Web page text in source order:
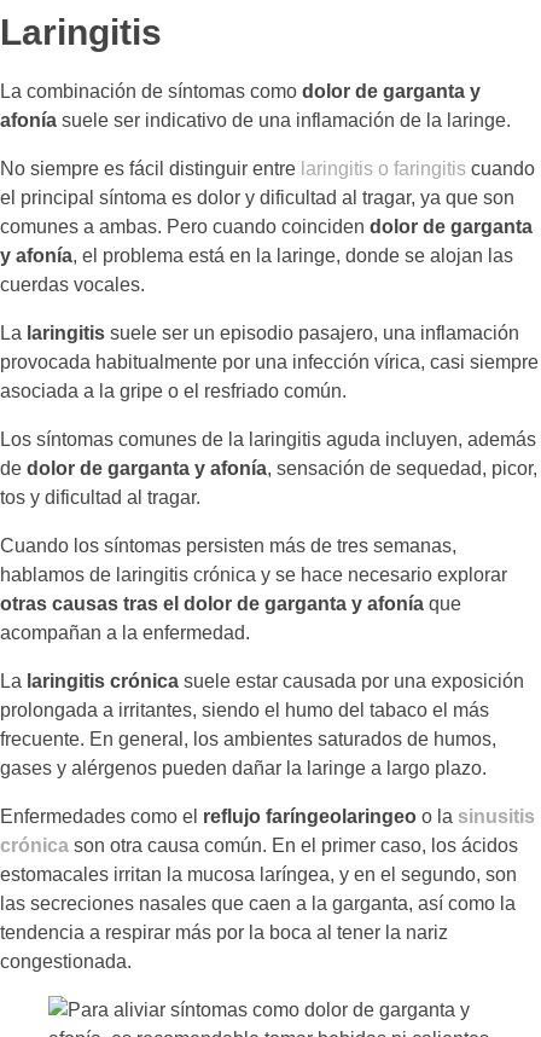
Laringitis
La combinación de síntomas como dolor de garganta y
afonía suele ser indicativo de una inflamación de la laringe.
No siempre es fácil distinguir entre laringitis o faringitis cuando
el principal síntoma es dolor y dificultad al tragar, ya que son
comunes a ambas. Pero cuando coinciden dolor de garganta
y afonía, el problema está en la laringe, donde se alojan las
cuerdas vocales.
La laringitis suele ser un episodio pasajero, una inflamación
provocada habitualmente por una infección vírica, casi siempre
asociada a la gripe o el resfriado común.
Los síntomas comunes de la laringitis aguda incluyen, además
de dolor de garganta y afonía, sensación de sequedad, picor,
tos y dificultad al tragar.
Cuando los síntomas persisten más de tres semanas,
hablamos de laringitis crónica y se hace necesario explorar
otras causas tras el dolor de garganta y afonía que
acompañan a la enfermedad.
La laringitis crónica suele estar causada por una exposición
prolongada a irritantes, siendo el humo del tabaco el más
frecuente. En general, los ambientes saturados de humos,
gases y alérgenos pueden dañar la laringe a largo plazo.
Enfermedades como el reflujo faríngeolaringeo o la sinusitis
crónica son otra causa común. En el primer caso, los ácidos
estomacales irritan la mucosa laríngea, y en el segundo, son
las secreciones nasales que caen a la garganta, así como la
tendencia a respirar más por la boca al tener la nariz
congestionada.